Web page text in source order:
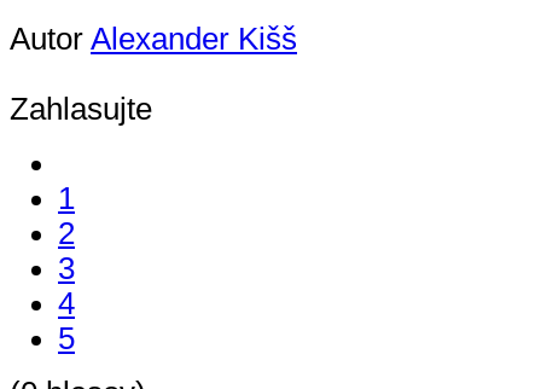
Autor Alexander Kišš
Zahlasujte
1
2
3
4
5